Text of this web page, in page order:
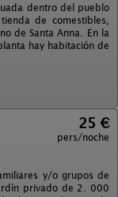
dentro del pueblo
de comestibles,
de Santa Anna. En la
hay habitación de
25 €
pers/noche
y/o grupos de
privado de 2. 000